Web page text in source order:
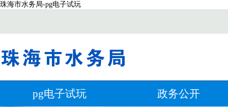
珠海市水务局-pg电子试玩
pg电子试玩 政务公开